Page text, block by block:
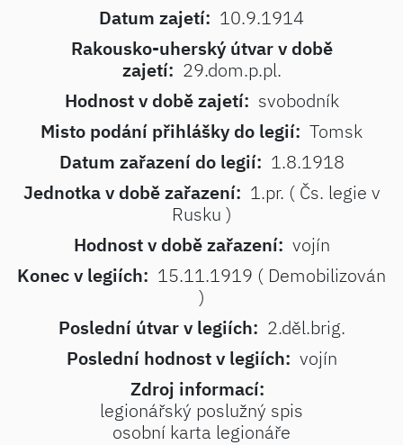
Datum zajetí: 10.9.1914
Rakousko-uherský útvar v době
zajetí: 29.dom.p.pl.
Hodnost v době zajetí: svobodník
Misto podání přihlášky do legií: Tomsk
Datum zařazení do legií: 1.8.1918
Jednotka v době zařazení: 1.pr. ( Čs. legie v
Rusku )
Hodnost v době zařazení: vojín
Konec v legiích: 15.11.1919 ( Demobilizován
)
Poslední útvar v legiích: 2.děl.brig.
Poslední hodnost v legiích: vojín
Zdroj informací:
legionářský poslužný spis
osobní karta legionáře